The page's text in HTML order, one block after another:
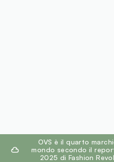
footer.ariatitleOVS è il quarto
mondo secondo il
2025 di Fashion